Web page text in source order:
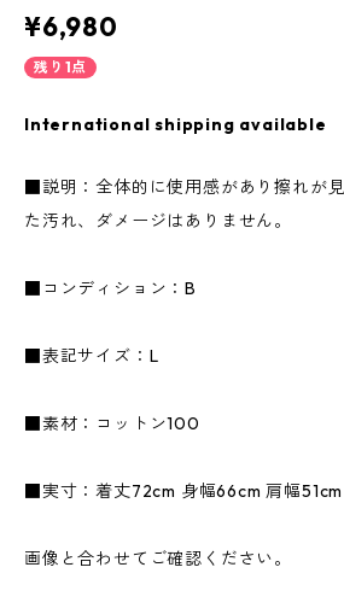
¥6,980
残り1点
International shipping available
■説明：全体的に使用感があり擦れが
た汚れ、ダメージはありません。
■コンディション：B
■表記サイズ：L
■素材：コットン100
■実寸：着丈72cm 身幅66cm 肩幅51cm
画像と合わせてご確認ください。